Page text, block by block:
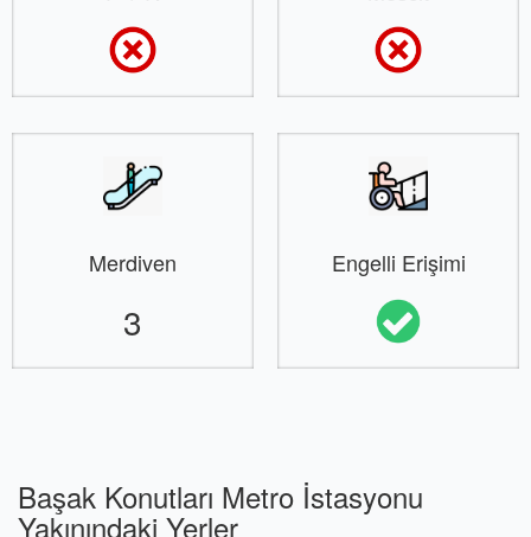
Merdiven
3
Engelli Erişimi
Başak Konutları Metro İstasyonu
Yakınındaki Yerler